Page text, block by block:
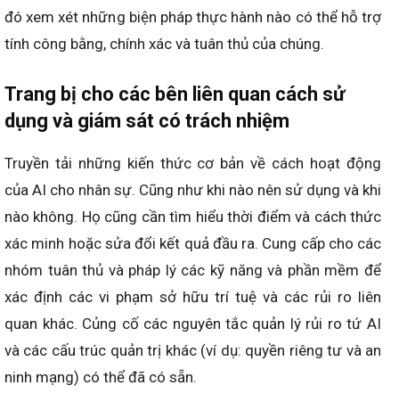
đó xem xét những biện pháp thực hành nào có thể hỗ trợ
tính công bằng, chính xác và tuân thủ của chúng.
Trang bị cho các bên liên quan cách sử
dụng và giám sát có trách nhiệm
Truyền tải những kiến thức cơ bản về cách hoạt động
của AI cho nhân sự. Cũng như khi nào nên sử dụng và khi
nào không. Họ cũng cần tìm hiểu thời điểm và cách thức
xác minh hoặc sửa đổi kết quả đầu ra. Cung cấp cho các
nhóm tuân thủ và pháp lý các kỹ năng và phần mềm để
xác định các vi phạm sở hữu trí tuệ và các rủi ro liên
quan khác. Củng cố các nguyên tắc quản lý rủi ro tứ AI
và các cấu trúc quản trị khác (ví dụ: quyền riêng tư và an
ninh mạng) có thể đã có sẵn.